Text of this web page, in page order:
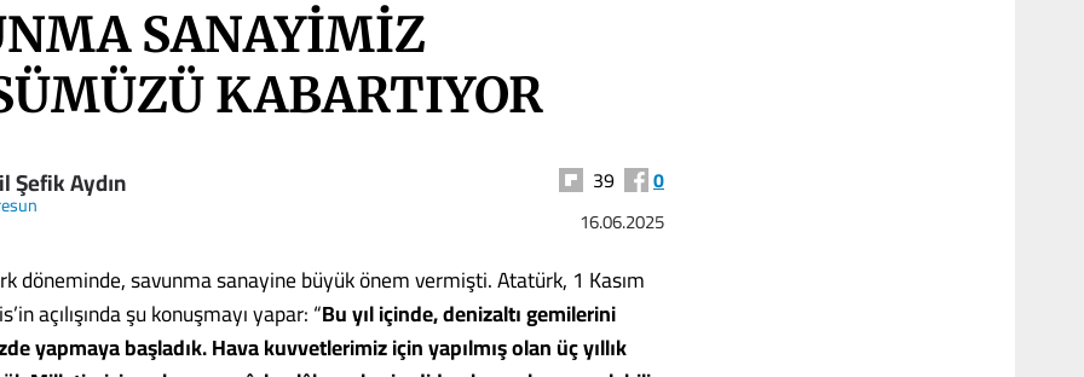
SANAYİMİZ
KABARTIYOR
Şefik Aydın 39 0
16.06.2025
döneminde, savunma sanayine büyük önem vermişti. Atatürk, 1 Kasım
açılışında şu konuşmayı yapar: “Bu yıl içinde, denizaltı gemilerini
yapmaya başladık. Hava kuvvetlerimiz için yapılmış olan üç yıllık